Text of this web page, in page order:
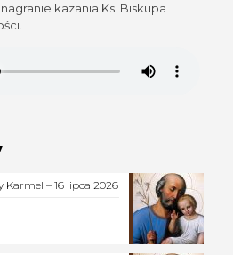
kazania Ks. Biskupa
Karmel – 16 lipca 2026